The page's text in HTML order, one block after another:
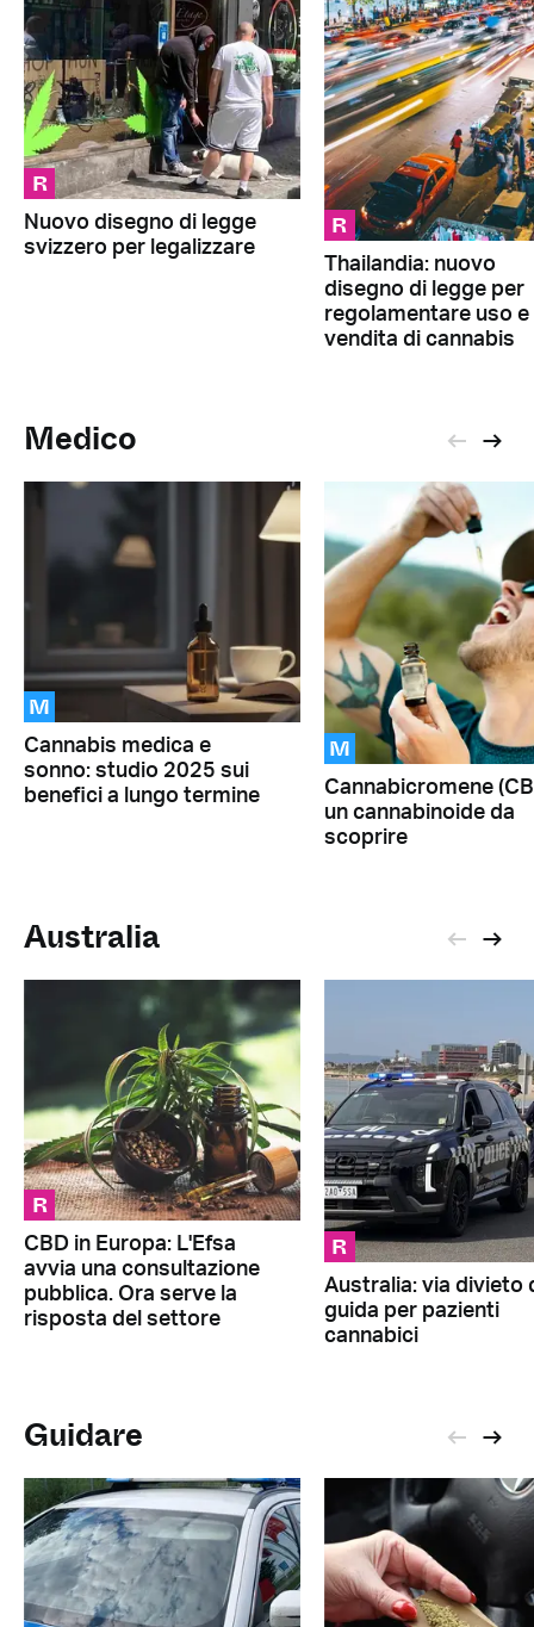
R
Nuovo disegno di legge
svizzero per legalizzare
R
Thailandia: nuovo
disegno di legge per
regolamentare uso e
vendita di cannabis
Medico
M
Cannabis medica e
sonno: studio 2025 sui
benefici a lungo termine
M
Cannabicromene
un cannabinoide da
scoprire
Australia
R
CBD in Europa: L'Efsa
avvia una consultazione
pubblica. Ora serve la
risposta del settore
R
Australia: via divieto
guida per pazienti
cannabici
Guidare